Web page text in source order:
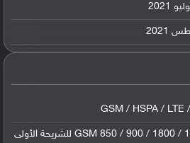
البطارية:
ليثيوم بوليمر سعة 4310 مللي أمبير, غير ق...
2021
GSM / HSPA / LTE
GSM 850 / 900 / 1800 / 1900 للشريحة الأولى